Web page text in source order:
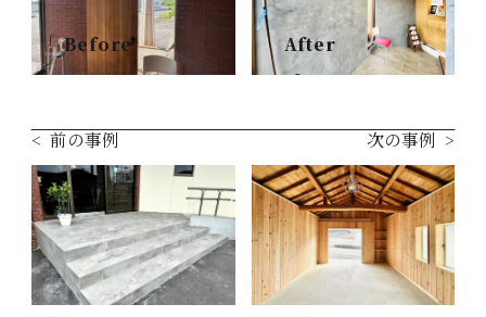
Before After
前の事例 次の事例